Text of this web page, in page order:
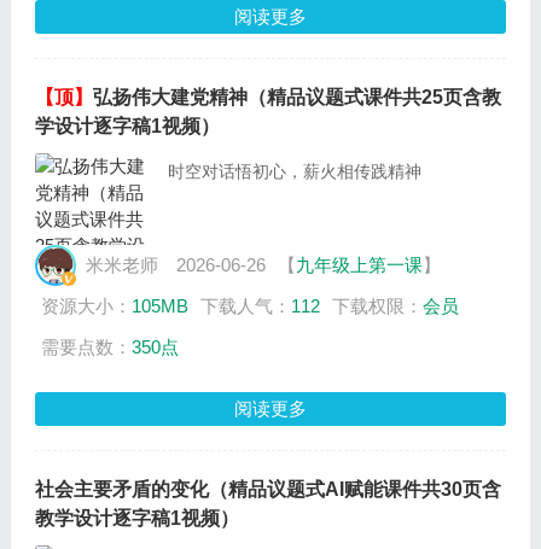
阅读更多
【顶】 弘扬伟大建党精神（精品议题式课件共25页含教
学设计逐字稿1视频）
时空对话悟初心，薪火相传践精神
米米老师 2026-06-26 【九年级上第一课】
资源大小： 105MB 下载人气： 112 下载权限： 会员
需要点数： 350点
阅读更多
社会主要矛盾的变化（精品议题式AI赋能课件共30页含
教学设计逐字稿1视频）